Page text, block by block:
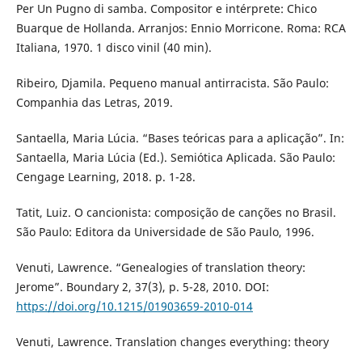
Per Un Pugno di samba. Compositor e intérprete: Chico
Buarque de Hollanda. Arranjos: Ennio Morricone. Roma: RCA
Italiana, 1970. 1 disco vinil (40 min).
Ribeiro, Djamila. Pequeno manual antirracista. São Paulo:
Companhia das Letras, 2019.
Santaella, Maria Lúcia. “Bases teóricas para a aplicação”. In:
Santaella, Maria Lúcia (Ed.). Semiótica Aplicada. São Paulo:
Cengage Learning, 2018. p. 1-28.
Tatit, Luiz. O cancionista: composição de canções no Brasil.
São Paulo: Editora da Universidade de São Paulo, 1996.
Venuti, Lawrence. “Genealogies of translation theory:
Jerome”. Boundary 2, 37(3), p. 5-28, 2010. DOI:
https://doi.org/10.1215/01903659-2010-014
Venuti, Lawrence. Translation changes everything: theory